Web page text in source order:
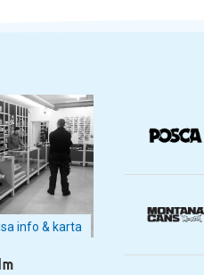
info & karta